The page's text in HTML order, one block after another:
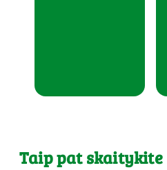
Taip pat skaitykite